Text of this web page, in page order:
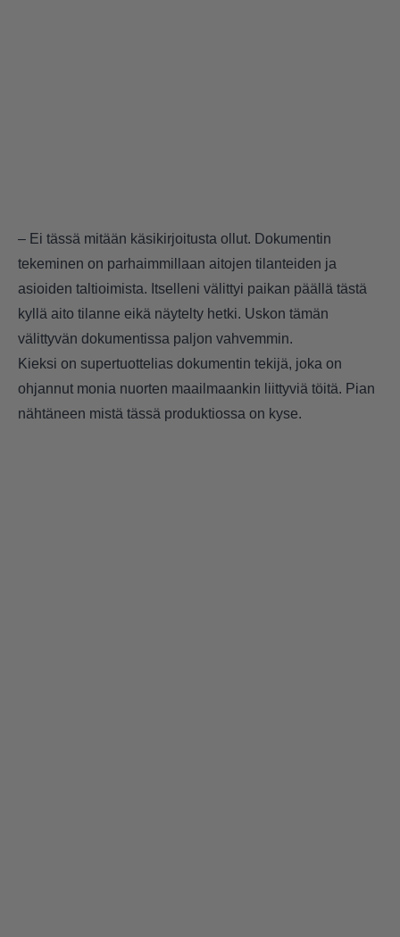
– Ei tässä mitään käsikirjoitusta ollut. Dokumentin
tekeminen on parhaimmillaan aitojen tilanteiden ja
asioiden taltioimista. Itselleni välittyi paikan päällä tästä
kyllä aito tilanne eikä näytelty hetki. Uskon tämän
välittyvän dokumentissa paljon vahvemmin.
Kieksi on supertuottelias dokumentin tekijä, joka on
ohjannut monia nuorten maailmaankin liittyviä töitä. Pian
nähtäneen mistä tässä produktiossa on kyse.